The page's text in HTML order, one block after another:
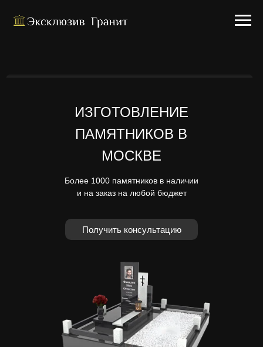
ИЗГОТОВЛЕНИЕ
ПАМЯТНИКОВ В
МОСКВЕ
Более 1000 памятников в наличии
и на заказ на любой бюджет
Получить консультацию